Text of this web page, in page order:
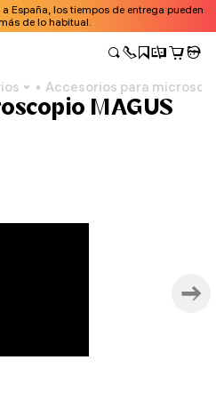
España, los tiempos de entrega pueden
de lo habitual.
Accesorios para
MAGUS